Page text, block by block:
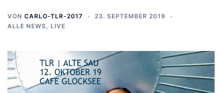
VON CARLO-TLR-2017
23. SEPTEMBER 2019
ALLE NEWS, LIVE